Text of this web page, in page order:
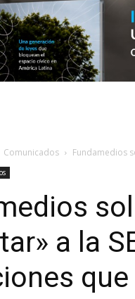
Comunicados Fundamedios
a la
que